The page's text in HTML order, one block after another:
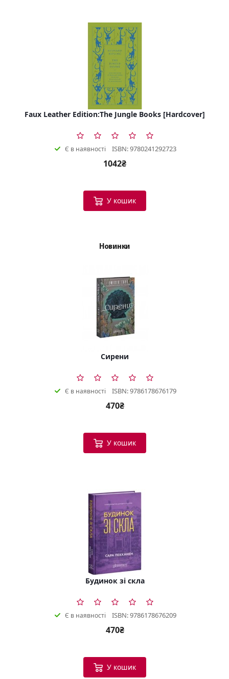
Faux Leather Edition:The Jungle Books [Hardcover]
Є в наявності ISBN: 9780241292723
1042₴
У кошик
Новинки
Сирени
Є в наявності ISBN: 9786178676179
470₴
У кошик
Будинок зі скла
Є в наявності ISBN: 9786178676209
470₴
У кошик